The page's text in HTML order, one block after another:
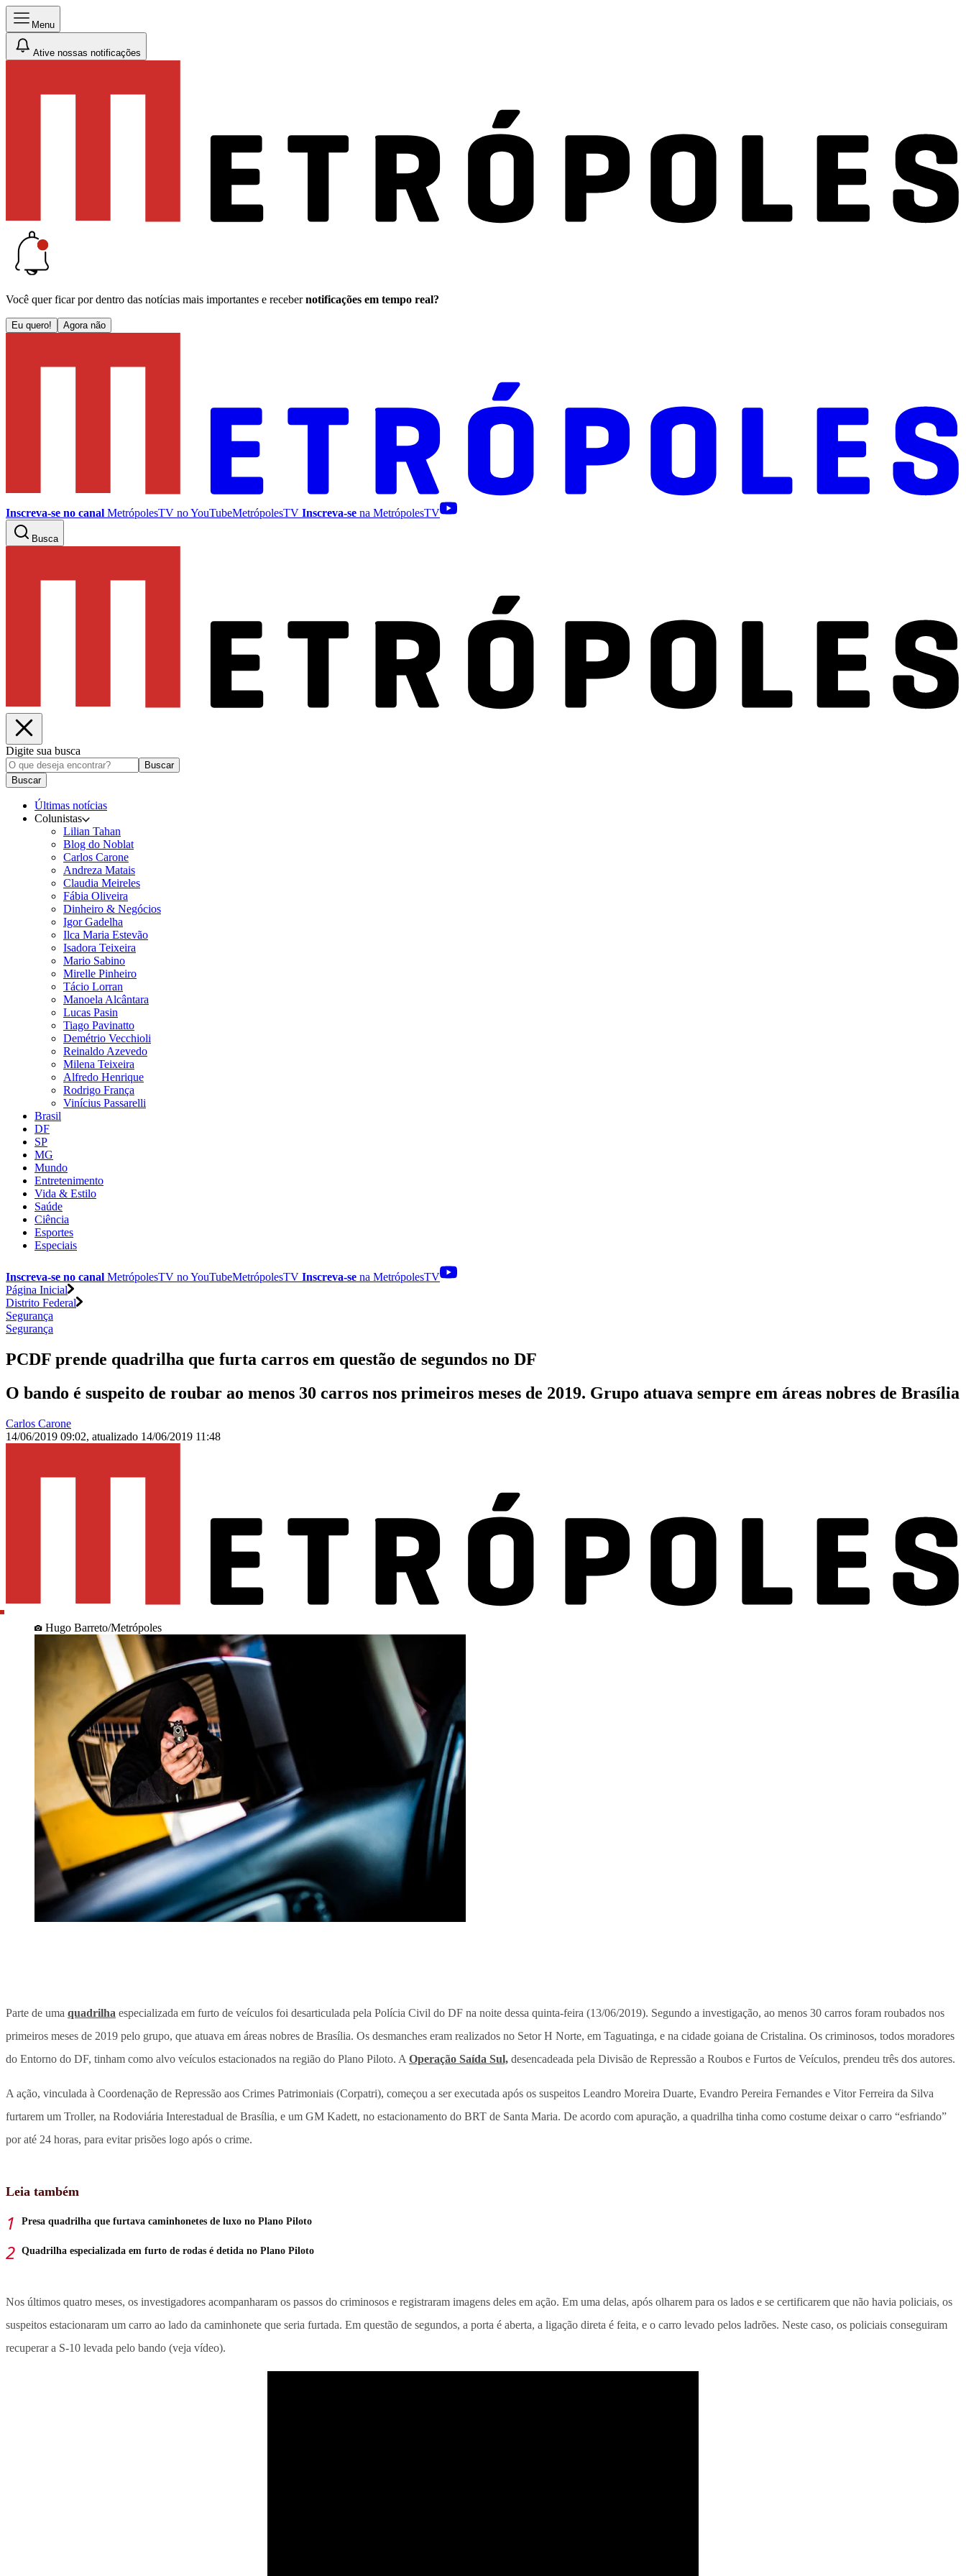
Menu
Ative nossas notificações
Você quer ficar por dentro das notícias mais importantes e receber notificações em tempo real?
Eu quero! Agora não
Inscreva-se no canal MetrópolesTV noYouTubeMetrópolesTV Inscreva-se na MetrópolesTV
Busca
Digite sua busca
Buscar
Buscar
Últimas notícias
Colunistas
Lilian Tahan
Blog do Noblat
Carlos Carone
Andreza Matais
Claudia Meireles
Fábia Oliveira
Dinheiro & Negócios
Igor Gadelha
Ilca Maria Estevão
Isadora Teixeira
Mario Sabino
Mirelle Pinheiro
Tácio Lorran
Manoela Alcântara
Lucas Pasin
Tiago Pavinatto
Demétrio Vecchioli
Reinaldo Azevedo
Milena Teixeira
Alfredo Henrique
Rodrigo França
Vinícius Passarelli
Brasil
DF
SP
MG
Mundo
Entretenimento
Vida & Estilo
Saúde
Ciência
Esportes
Especiais
Inscreva-se no canal MetrópolesTV noYouTubeMetrópolesTV Inscreva-se na MetrópolesTV
Página Inicial
Distrito Federal
Segurança
Segurança
PCDF prende quadrilha que furta carros em questão de segundos no DF
O bando é suspeito de roubar ao menos 30 carros nos primeiros meses de 2019. Grupo atuava sempre em áreas nobres de Brasília
Carlos Carone
14/06/2019 09:02, atualizado 14/06/2019 11:48
Hugo Barreto/Metrópoles
Parte de uma quadrilha especializada em furto de veículos foi desarticulada pela Polícia Civil do DF na noite dessa quinta-feira (13/06/2019). Segundo a investigação, ao menos 30 carros foram roubados nos
primeiros meses de 2019 pelo grupo, que atuava em áreas nobres de Brasília. Os desmanches eram realizados no Setor H Norte, em Taguatinga, e na cidade goiana de Cristalina. Os criminosos, todos moradores
do Entorno do DF, tinham como alvo veículos estacionados na região do Plano Piloto. A Operação Saída Sul, desencadeada pela Divisão de Repressão a Roubos e Furtos de Veículos, prendeu três dos autores.
A ação, vinculada à Coordenação de Repressão aos Crimes Patrimoniais (Corpatri), começou a ser executada após os suspeitos Leandro Moreira Duarte, Evandro Pereira Fernandes e Vitor Ferreira da Silva
furtarem um Troller, na Rodoviária Interestadual de Brasília, e um GM Kadett, no estacionamento do BRT de Santa Maria. De acordo com apuração, a quadrilha tinha como costume deixar o carro “esfriando”
por até 24 horas, para evitar prisões logo após o crime.
Leia também
Presa quadrilha que furtava caminhonetes de luxo no Plano Piloto
Quadrilha especializada em furto de rodas é detida no Plano Piloto
Nos últimos quatro meses, os investigadores acompanharam os passos do criminosos e registraram imagens deles em ação. Em uma delas, após olharem para os lados e se certificarem que não havia policiais, os
suspeitos estacionaram um carro ao lado da caminhonete que seria furtada. Em questão de segundos, a porta é aberta, a ligação direta é feita, e o carro levado pelos ladrões. Neste caso, os policiais conseguiram
recuperar a S-10 levada pelo bando (veja vídeo).